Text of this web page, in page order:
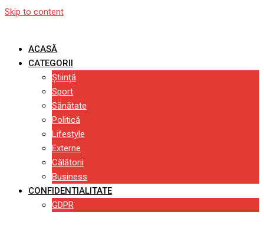
Skip to content
ACASĂ
CATEGORII
Știință
Sport
Sănătate
Politică
Lifestyle
Externe
Călătorii
Business
CONFIDENTIALITATE
GDPR